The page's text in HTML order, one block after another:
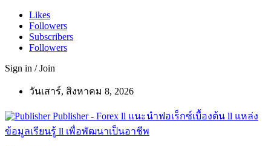
Likes
Followers
Subscribers
Followers
Sign in / Join
วันเสาร์, สิงหาคม 8, 2026
Publisher - Forex ll แนะนำฟอเร็กซ์เบื้องต้น ll แหล่ง
ข้อมูลเรียนรู้ ll เพื่อพัฒนาเป็นอาชีพ